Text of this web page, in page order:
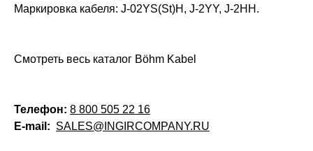
Маркировка кабеля: J-02YS(St)H, J-2YY, J-2HH.
Смотреть весь каталог Böhm Kabel
Телефон: 8 800 505 22 16
E-mail: SALES@INGIRCOMPANY.RU